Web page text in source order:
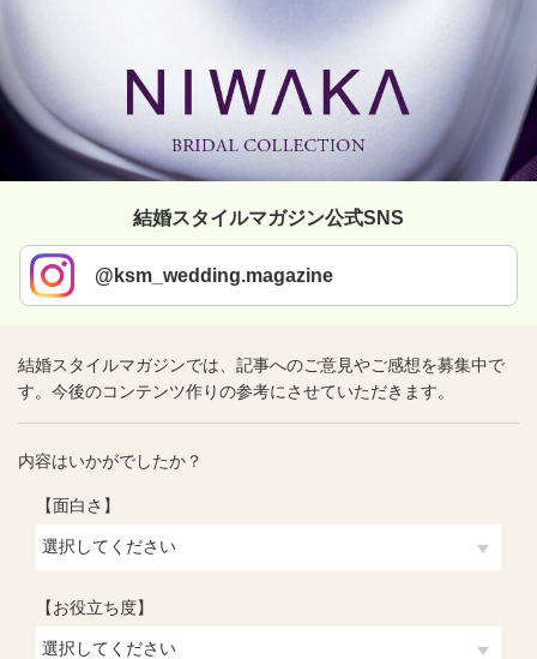
結婚スタイルマガジン公式SNS
@ksm_wedding.magazine
結婚スタイルマガジンでは、記事へのご意見やご感想を募集中で
す。今後のコンテンツ作りの参考にさせていただきます。
内容はいかがでしたか？
【面白さ】
【お役立ち度】